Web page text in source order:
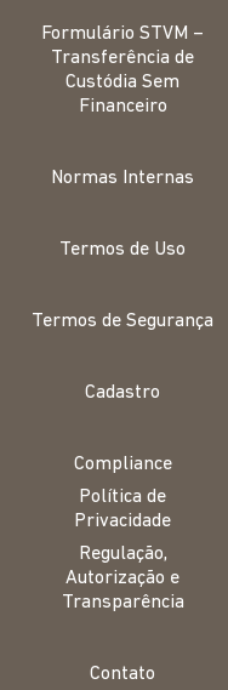
Formulário STVM –
Transferência de
Custódia Sem
Financeiro
Normas Internas
Termos de Uso
Termos de Segurança
Cadastro
Compliance
Política de
Privacidade
Regulação,
Autorização e
Transparência
Contato